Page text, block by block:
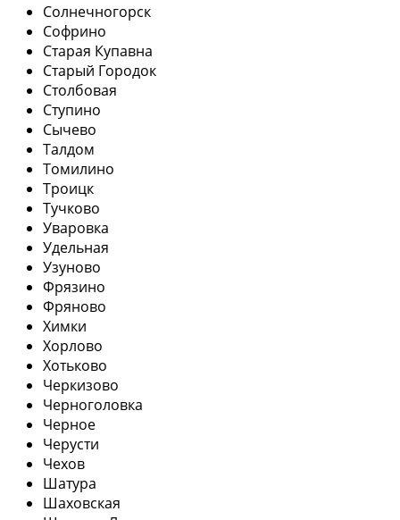
Солнечногорск
Софрино
Старая Купавна
Старый Городок
Столбовая
Ступино
Сычево
Талдом
Томилино
Троицк
Тучково
Уваровка
Удельная
Узуново
Фрязино
Фряново
Химки
Хорлово
Хотьково
Черкизово
Черноголовка
Черное
Черусти
Чехов
Шатура
Шаховская